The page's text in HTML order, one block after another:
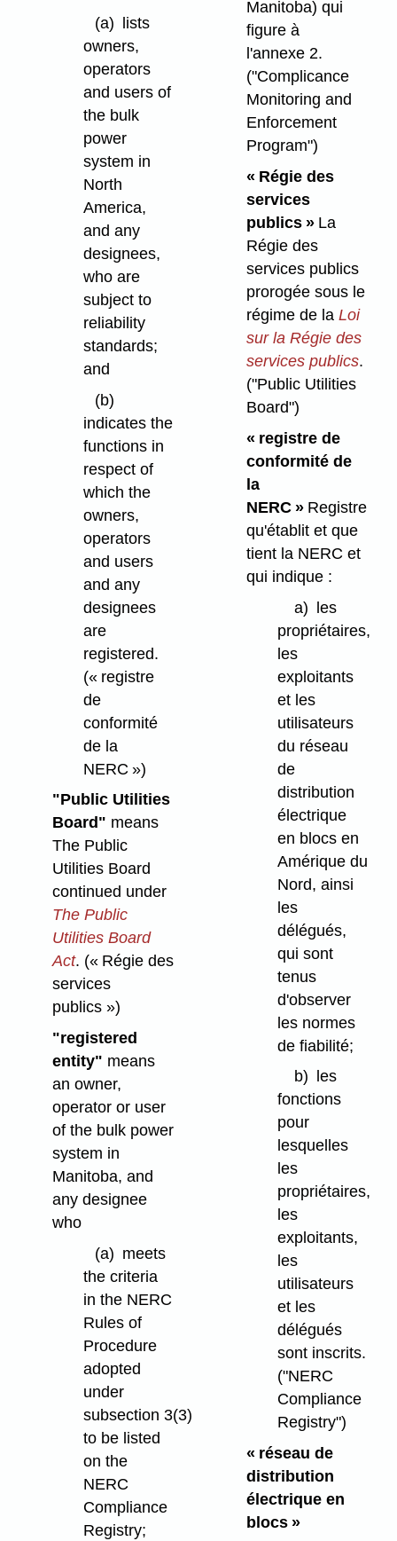
(a) lists
owners,
operators
and users of
the bulk
power
system in
North
America,
and any
designees,
who are
subject to
reliability
standards;
and
(b)
indicates the
functions in
respect of
which the
owners,
operators
and users
and any
designees
are
registered.
(« registre
de
conformité
de la
NERC »)
"Public Utilities
Board" means
The Public
Utilities Board
continued under
The Public
Utilities Board
Act. (« Régie des
services
publics »)
"registered
entity" means
an owner,
operator or user
of the bulk power
system in
Manitoba, and
any designee
who
(a) meets
the criteria
in the NERC
Rules of
Procedure
adopted
under
subsection 3(3)
to be listed
on the
NERC
Compliance
Registry;
Manitoba) qui
figure à
l'annexe 2.
("Complicance
Monitoring and
Enforcement
Program")
« Régie des
services
publics »La
Régie des
services publics
prorogée sous le
régime de la Loi
sur la Régie des
services publics.
("Public Utilities
Board")
« registre de
conformité de
la
NERC »Registre
qu'établit et que
tient la NERC et
qui indique :
a) les
propriétaires,
les
exploitants
et les
utilisateurs
du réseau
de
distribution
électrique
en blocs en
Amérique du
Nord, ainsi
les
délégués,
qui sont
tenus
d'observer
les normes
de fiabilité;
b)
les
fonctions
pour
lesquelles
les
propriétaires,
les
exploitants,
les
utilisateurs
et les
délégués
sont inscrits.
("NERC
Compliance
Registry")
« réseau de
distribution
électrique en
blocs »